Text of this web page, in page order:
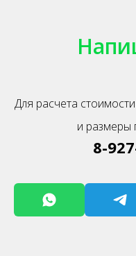
Для расчета
и размеры
8-